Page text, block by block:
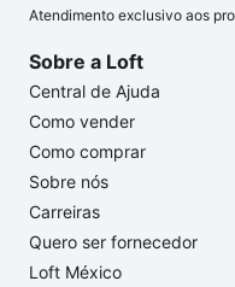
Atendimento exclusivo aos
Sobre a Loft
Central de Ajuda
Como vender
Como comprar
Sobre nós
Carreiras
Quero ser fornecedor
Loft México